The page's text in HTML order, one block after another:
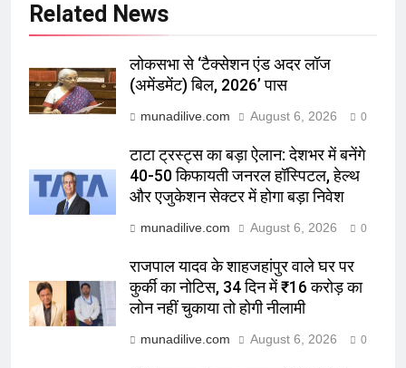
Related News
लोकसभा से ‘टैक्सेशन एंड अदर लॉज
(अमेंडमेंट) बिल, 2026’ पास
munadilive.com August 6, 2026 0
टाटा ट्रस्ट्स का बड़ा ऐलान: देशभर में बनेंगे
40-50 किफायती जनरल हॉस्पिटल, हेल्थ
और एजुकेशन सेक्टर में होगा बड़ा निवेश
munadilive.com August 6, 2026 0
राजपाल यादव के शाहजहांपुर वाले घर पर
कुर्की का नोटिस, 34 दिन में ₹16 करोड़ का
लोन नहीं चुकाया तो होगी नीलामी
munadilive.com August 6, 2026 0